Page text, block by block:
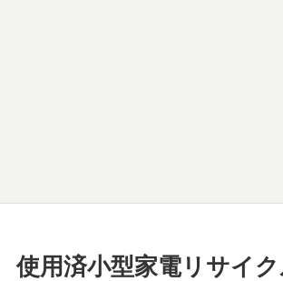
使用済小型家電リサイ